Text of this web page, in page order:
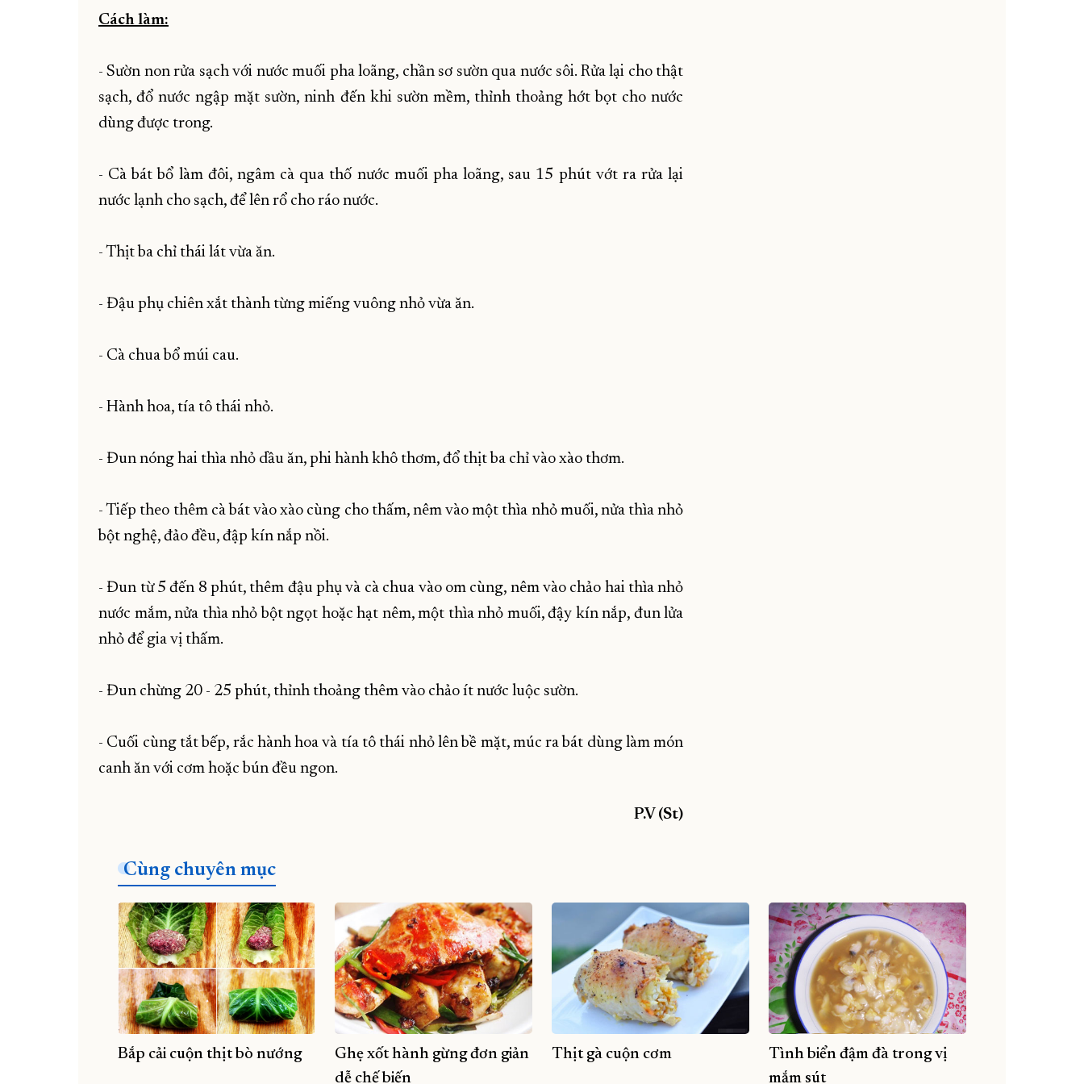
Cách làm:
- Sườn non rửa sạch với nước muối pha loãng, chần sơ sườn qua nước sôi. Rửa lại cho thật
sạch, đổ nước ngập mặt sườn, ninh đến khi sườn mềm, thỉnh thoảng hớt bọt cho nước
dùng được trong.
- Cà bát bổ làm đôi, ngâm cà qua thố nước muối pha loãng, sau 15 phút vớt ra rửa lại
nước lạnh cho sạch, để lên rổ cho ráo nước.
- Thịt ba chỉ thái lát vừa ăn.
- Đậu phụ chiên xắt thành từng miếng vuông nhỏ vừa ăn.
- Cà chua bổ múi cau.
- Hành hoa, tía tô thái nhỏ.
- Đun nóng hai thìa nhỏ dầu ăn, phi hành khô thơm, đổ thịt ba chỉ vào xào thơm.
- Tiếp theo thêm cà bát vào xào cùng cho thấm, nêm vào một thìa nhỏ muối, nửa thìa nhỏ
bột nghệ, đảo đều, đập kín nắp nồi.
- Đun từ 5 đến 8 phút, thêm đậu phụ và cà chua vào om cùng, nêm vào chảo hai thìa nhỏ
nước mắm, nửa thìa nhỏ bột ngọt hoặc hạt nêm, một thìa nhỏ muối, đậy kín nắp, đun lửa
nhỏ để gia vị thấm.
- Đun chừng 20 - 25 phút, thỉnh thoảng thêm vào chảo ít nước luộc sườn.
- Cuối cùng tắt bếp, rắc hành hoa và tía tô thái nhỏ lên bề mặt, múc ra bát dùng làm món
canh ăn với cơm hoặc bún đều ngon.
P.V (St)
Cùng chuyên mục
Bắp cải cuộn thịt bò nướng
Ghẹ xốt hành gừng đơn giản
dễ chế biến
Thịt gà cuộn cơm
Tình biển đậm đà trong vị
mắm sút